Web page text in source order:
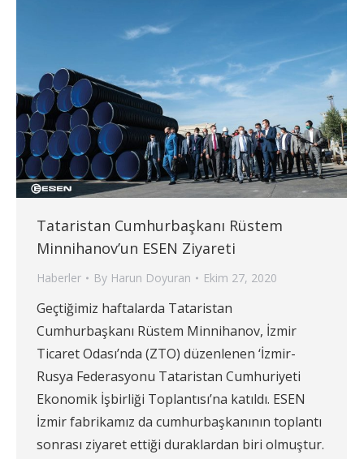
Tataristan Cumhurbaşkanı Rüstem
Minnihanov’un ESEN Ziyareti
Haberler By Harun Doyuran Ekim 27, 2020
Geçtiğimiz haftalarda Tataristan
Cumhurbaşkanı Rüstem Minnihanov, İzmir
Ticaret Odası’nda (ZTO) düzenlenen ‘İzmir-
Rusya Federasyonu Tataristan Cumhuriyeti
Ekonomik İşbirliği Toplantısı’na katıldı. ESEN
İzmir fabrikamız da cumhurbaşkanının toplantı
sonrası ziyaret ettiği duraklardan biri olmuştur.